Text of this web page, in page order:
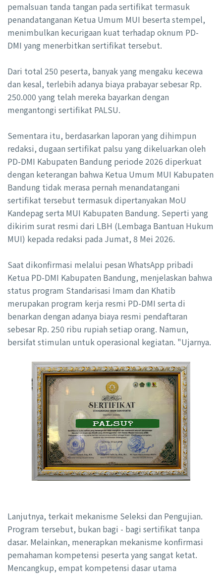
pemalsuan tanda tangan pada sertifikat termasuk
penandatanganan Ketua Umum MUI beserta stempel,
menimbulkan kecurigaan kuat terhadap oknum PD-
DMI yang menerbitkan sertifikat tersebut.
Dari total 250 peserta, banyak yang mengaku kecewa
dan kesal, terlebih adanya biaya prabayar sebesar Rp.
250.000 yang telah mereka bayarkan dengan
mengantongi sertifikat PALSU.
Sementara itu, berdasarkan laporan yang dihimpun
redaksi, dugaan sertifikat palsu yang dikeluarkan oleh
PD-DMI Kabupaten Bandung periode 2026 diperkuat
dengan keterangan bahwa Ketua Umum MUI Kabupaten
Bandung tidak merasa pernah menandatangani
sertifikat tersebut termasuk dipertanyakan MoU
Kandepag serta MUI Kabupaten Bandung. Seperti yang
dikirim surat resmi dari LBH (Lembaga Bantuan Hukum
MUI) kepada redaksi pada Jumat, 8 Mei 2026.
Saat dikonfirmasi melalui pesan WhatsApp pribadi
Ketua PD-DMI Kabupaten Bandung, menjelaskan bahwa
status program Standarisasi Imam dan Khatib
merupakan program kerja resmi PD-DMI serta di
benarkan dengan adanya biaya resmi pendaftaran
sebesar Rp. 250 ribu rupiah setiap orang. Namun,
bersifat stimulan untuk operasional kegiatan. "Ujarnya.
Lanjutnya, terkait mekanisme Seleksi dan Pengujian.
Program tersebut, bukan bagi - bagi sertifikat tanpa
dasar. Melainkan, menerapkan mekanisme konfirmasi
pemahaman kompetensi peserta yang sangat ketat.
Mencangkup, empat kompetensi dasar utama